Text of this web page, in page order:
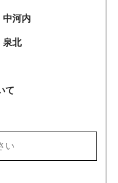
中河内
泉北
て